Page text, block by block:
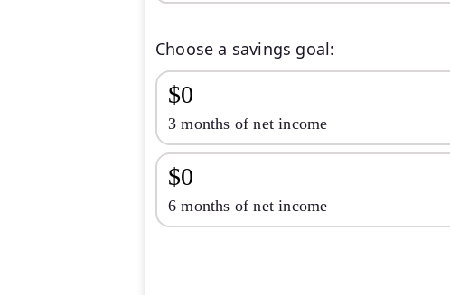
Choose a savings goal:
$0
3 months of net income
$0
6 months of net income